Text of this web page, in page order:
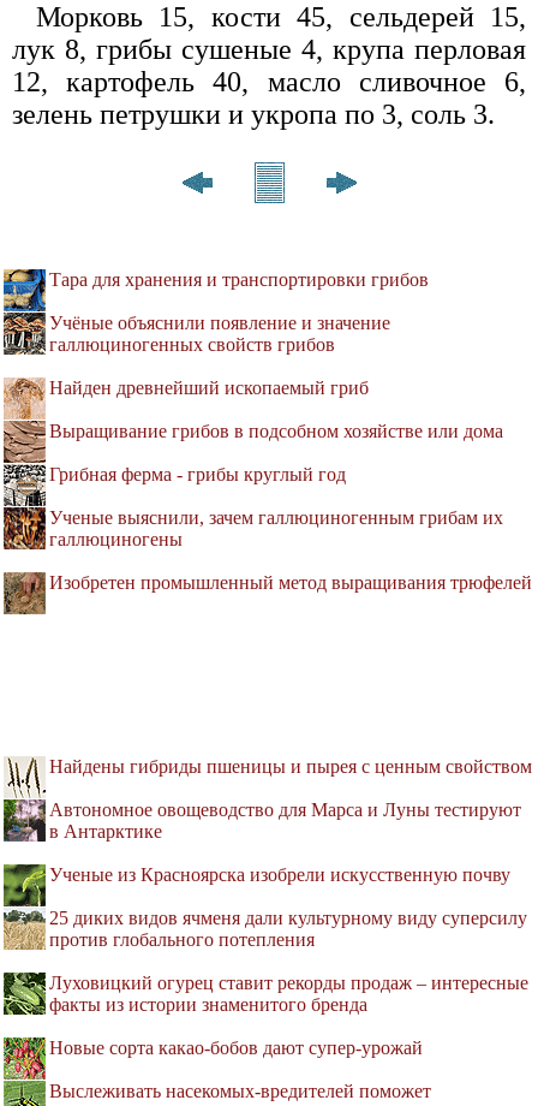
Морковь 15, кости 45, сельдерей 15,
лук 8, грибы сушеные 4, крупа перловая
12, картофель 40, масло сливочное 6,
зелень петрушки и укропа по 3, соль 3.
Тара для хранения и транспортировки грибов
Учёные объяснили появление и значение
галлюциногенных свойств грибов
Найден древнейший ископаемый гриб
Выращивание грибов в подсобном хозяйстве или дома
Грибная ферма - грибы круглый год
Ученые выяснили, зачем галлюциногенным грибам их
галлюциногены
Изобретен промышленный метод выращивания трюфелей
Найдены гибриды пшеницы и пырея с ценным свойством
Автономное овощеводство для Марса и Луны тестируют
в Антарктике
Ученые из Красноярска изобрели искусственную почву
25 диких видов ячменя дали культурному виду суперсилу
против глобального потепления
Луховицкий огурец ставит рекорды продаж – интересные
факты из истории знаменитого бренда
Новые сорта какао-бобов дают супер-урожай
Выслеживать насекомых-вредителей поможет